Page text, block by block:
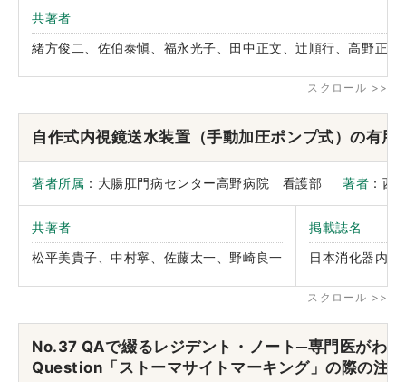
共著者
緒方俊二、佐伯泰愼、福永光子、田中正文、辻順行、高野正博
自作式内視鏡送水装置（手動加圧ポンプ式）の有用
著者所属 ：大腸肛門病センター高野病院 看護部著者 ：
共著者
松平美貴子、中村寧、佐藤太一、野崎良一
掲載誌名
日本消化器内
No.37 QAで綴るレジデント・ノート─専門医がわ
Question「ストーマサイトマーキング」の際の注